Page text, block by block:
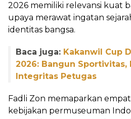
2026 memiliki relevansi kuat
upaya merawat ingatan
identitas bangsa.
Baca juga: Kakanwil Cup
2026: Bangun Sportivitas,
Integritas Petugas
Fadli Zon memaparkan
kebijakan permuseuman